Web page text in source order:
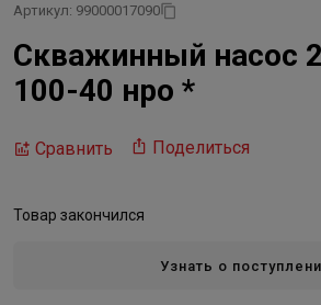
Артикул: 99000017090
Скважинный насос
100-40 нро *
Сравнить Поделиться
Товар закончился
Узнать о